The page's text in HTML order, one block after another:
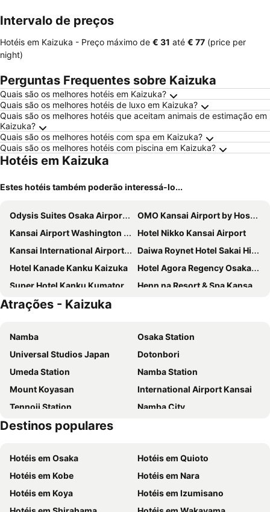
Intervalo de preços
Hotéis em Kaizuka - Preço máximo de ‎€ 31 até ‎€ 77 (price per
night)
Perguntas Frequentes sobre Kaizuka
Quais são os melhores hotéis em Kaizuka?
Quais são os melhores hotéis de luxo em Kaizuka?
Quais são os melhores hotéis que aceitam animais de estimação em
Kaizuka?
Quais são os melhores hotéis com spa em Kaizuka?
Quais são os melhores hotéis com piscina em Kaizuka?
Hotéis em Kaizuka
Estes hotéis também poderão interessá-lo...
Odysis Suites Osaka Airport Hotel
OMO Kansai Airport by Hoshino Resorts
Kansai Airport Washington Hotel
Hotel Nikko Kansai Airport
Kansai International Airport Hotel 11
Daiwa Roynet Hotel Sakai Higashi
Hotel Kanade Kanku Kaizuka
Hotel Agora Regency Osaka Sakai
Super Hotel Kanku Kumatoriekimae
Henn na Resort & Spa Kansai Airport
Star Gate Hotel Kansai Airport
Hotel Fine Garden Sakai
Hotel Il Grandit
阪南国际HOTEL
AB Hotel Sakaihigashi
Atrações - Kaizuka
Namba
Osaka Station
Universal Studios Japan
Dotonbori
Umeda Station
Namba Station
Mount Koyasan
International Airport Kansai
Tennoji Station
Namba City
Kita
Dotonbori
Yodoyabashi Station
Aeroporto Internacional de Osaka
Shinsaibashi
Umeda sky building
Universal City Station
Destinos populares
Hotéis em Osaka
Hotéis em Quioto
Hotéis em Kobe
Hotéis em Nara
Hotéis em Koya
Hotéis em Izumisano